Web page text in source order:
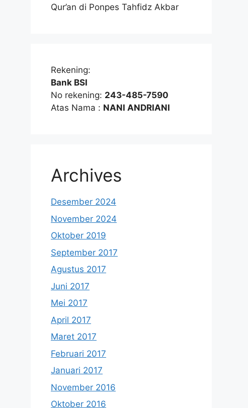
Qur’an di Ponpes Tahfidz Akbar
Rekening:
Bank BSI
No rekening: 243-485-7590
Atas Nama : NANI ANDRIANI
Archives
Desember 2024
November 2024
Oktober 2019
September 2017
Agustus 2017
Juni 2017
Mei 2017
April 2017
Maret 2017
Februari 2017
Januari 2017
November 2016
Oktober 2016